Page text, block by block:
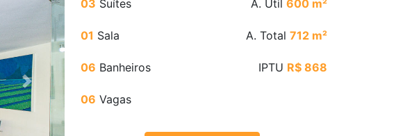
Next
03 Suítes
01 Sala
06 Banheiros
06 Vagas
A. Útil 600 m²
A. Total 712 m²
IPTU R$ 868